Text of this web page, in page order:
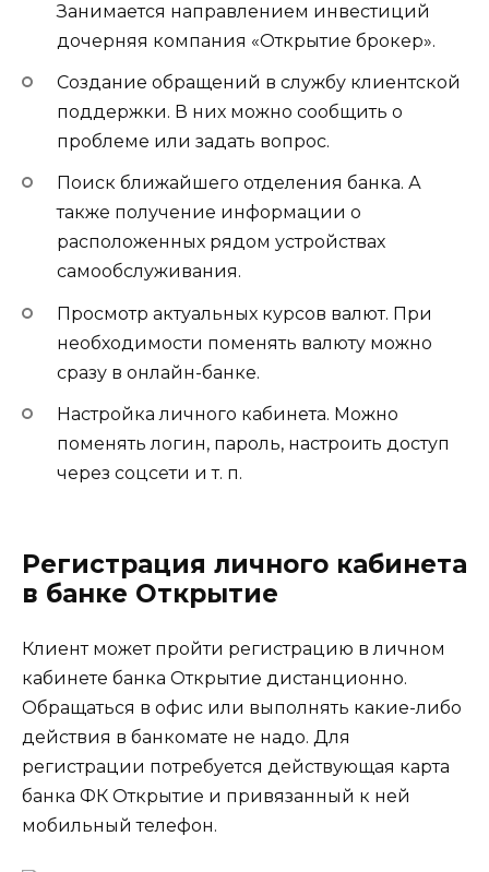
Занимается направлением инвестиций
дочерняя компания «Открытие брокер».
Создание обращений в службу клиентской
поддержки. В них можно сообщить о
проблеме или задать вопрос.
Поиск ближайшего отделения банка. А
также получение информации о
расположенных рядом устройствах
самообслуживания.
Просмотр актуальных курсов валют. При
необходимости поменять валюту можно
сразу в онлайн-банке.
Настройка личного кабинета. Можно
поменять логин, пароль, настроить доступ
через соцсети и т. п.
Регистрация личного кабинета
в банке Открытие
Клиент может пройти регистрацию в личном
кабинете банка Открытие дистанционно.
Обращаться в офис или выполнять какие-либо
действия в банкомате не надо. Для
регистрации потребуется действующая карта
банка ФК Открытие и привязанный к ней
мобильный телефон.